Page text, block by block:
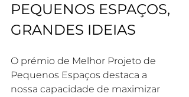
PEQUENOS ESPAÇOS,
GRANDES IDEIAS
O prémio de Melhor Projeto de
Pequenos Espaços destaca a
nossa capacidade de maximizar